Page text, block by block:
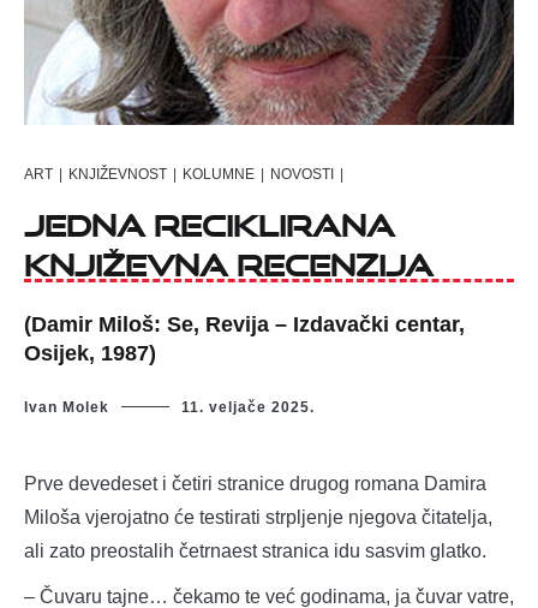
ART | KNJIŽEVNOST | KOLUMNE | NOVOSTI |
Jedna reciklirana
književna recenzija
(Damir Miloš: Se, Revija – Izdavački centar,
Osijek, 1987)
Ivan Molek 11. veljače 2025.
Prve devedeset i četiri stranice drugog romana Damira
Miloša vjerojatno će testirati strpljenje njegova čitatelja,
ali zato preostalih četrnaest stranica idu sasvim glatko.
– Čuvaru tajne… čekamo te već godinama, ja čuvar vatre,